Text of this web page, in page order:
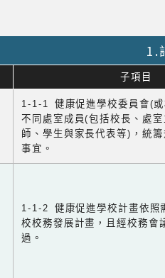
1.
子項目
1-1-1 健康促進學校委員會(
不同處室成員(包括校長、處
師、學生與家長代表等)，統
事宜。
1-1-2 健康促進學校計畫依照
校校務發展計畫，且經校務會
過。